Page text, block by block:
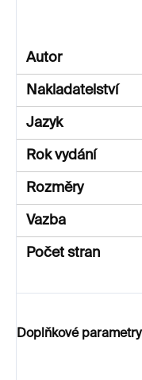
Autor
Nakladatelství
Jazyk
Rok vydání
Rozměry
Vazba
Počet stran
Doplňkové parametry